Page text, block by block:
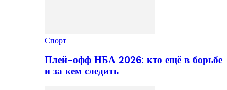
Спорт
Плей-офф НБА 2026: кто ещё в борьбе
и за кем следить